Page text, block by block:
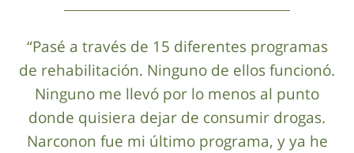
“Pasé a través de 15 diferentes programas
de rehabilitación. Ninguno de ellos funcionó.
Ninguno me llevó por lo menos al punto
donde quisiera dejar de consumir drogas.
Narconon fue mi último programa, y ya he